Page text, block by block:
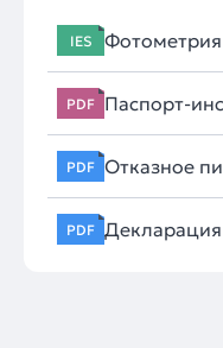
IES Фотометрия
PDF Паспорт-
PDF Отказное
PDF Декларация